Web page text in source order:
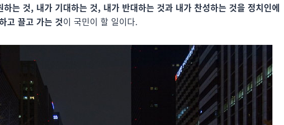
하는 것, 내가 기대하는 것, 내가 반대하는 것과 내가 찬성하는 것을 정치인에
고 끌고 가는 것이 국민이 할 일이다.